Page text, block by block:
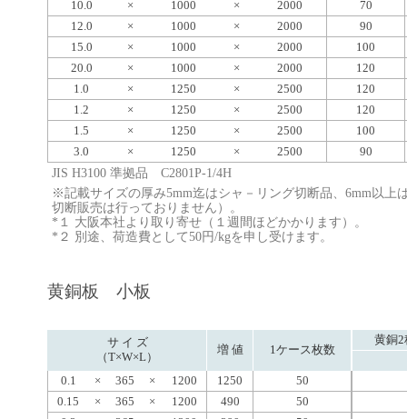
10.0
× 1000 × 2000
70
12.0
× 1000 × 2000
90
15.0
× 1000 × 2000
100
20.0
× 1000 × 2000
120
1.0
× 1250 × 2500
120
1.2
× 1250 × 2500
120
1.5
× 1250 × 2500
100
3.0
× 1250 × 2500 90
JIS H3100 準拠品 C2801P-1/4H
※記載サイズの厚み5mm迄はシャ－リング切断品、6mm以上
切断販売は行っておりません）。
*１ 大阪本社より取り寄せ（１週間ほどかかります）。
*２ 別途、荷造費として50円/kgを申し受けます。
黄銅板 小板
サ イ ズ
（T×W×L）
増 値 1ケース枚数
黄銅2
0.1 × 365 × 1200 1250
50
0.15
× 365 × 1200 490
50